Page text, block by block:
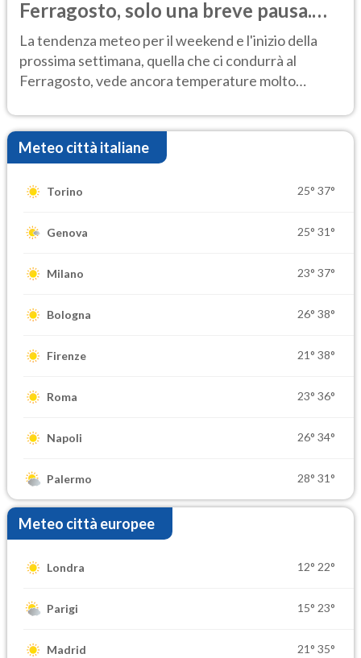
Ferragosto, solo una breve pausa.
Ecco dove
La tendenza meteo per il weekend e l'inizio della
prossima settimana, quella che ci condurrà al
Ferragosto, vede ancora temperature molto
Meteo città italiane
Torino 25° 37°
Genova 25° 31°
Milano 23° 37°
Bologna 26° 38°
Firenze 21° 38°
Roma 23° 36°
Napoli 26° 34°
Palermo 28° 31°
Meteo città europee
Londra 12° 22°
Parigi 15° 23°
Madrid 21° 35°